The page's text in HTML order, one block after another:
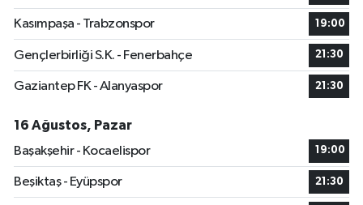
Kasımpaşa - Trabzonspor 19:00
Gençlerbirliği S.K. - Fenerbahçe 21:30
Gaziantep FK - Alanyaspor 21:30
16 Ağustos, Pazar
Başakşehir - Kocaelispor
19:00
Beşiktaş - Eyüpspor 21:30